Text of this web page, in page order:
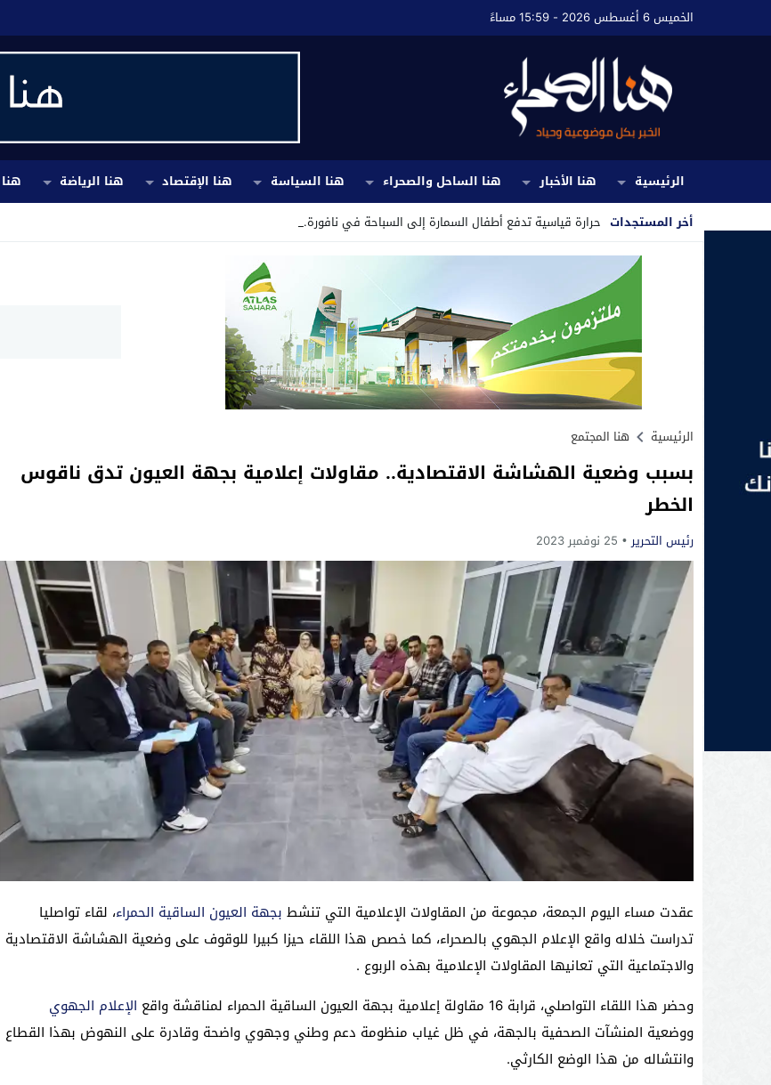
الخميس 6 أغسطس 2026 - 15:59 مساءً
الرئيسية هنا الأخبار هنا الساحل والصحراء هنا السياسة هنا الإقتصاد هنا الرياضة
أخر المستجدات حرارة قياسية تدفع أطفال السمارة إلى السباحة في نافورة.. ومطالب بإ _
Stop
Previous
Next
الرئيسية هنا المجتمع
بسبب وضعية الهشاشة الاقتصادية.. مقاولات إعلامية بجهة العيون تدق ناقوس
الخطر
رئيس التحرير 25 نوفمبر 2023
عقدت مساء اليوم الجمعة، مجموعة من المقاولات الإعلامية التي تنشط بجهة العيون الساقية الحمراء، لقاء تواصليا
تدراست خلاله واقع الإعلام الجهوي بالصحراء، كما خصص هذا اللقاء حيزا كبيرا للوقوف على وضعية الهشاشة الاقتصادية
والاجتماعية التي تعانيها المقاولات الإعلامية بهذه الربوع .
وحضر هذا اللقاء التواصلي، قرابة 16 مقاولة إعلامية بجهة العيون الساقية الحمراء لمناقشة واقع
الإعلام الجهوي
ووضعية المنشآت الصحفية بالجهة، في ظل غياب منظومة دعم وطني وجهوي واضحة وقادرة على النهوض بهذا القطاع
وانتشاله من هذا الوضع الكارثي.